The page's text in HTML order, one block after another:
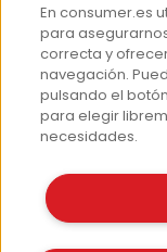
En consumer.es
para
correcta y
navegación.
pulsando el
para elegir
necesidades.